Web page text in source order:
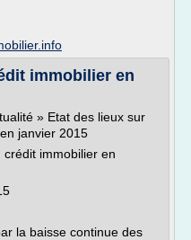
immobilier en
» Etat des lieux sur
janvier 2015
immobilier en
la baisse continue des